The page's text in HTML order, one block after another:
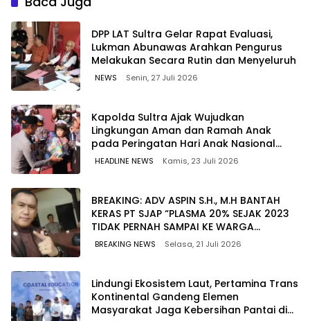
‎DPP LAT Sultra Gelar Rapat Evaluasi,
Lukman Abunawas Arahkan Pengurus
Melakukan Secara Rutin dan Menyeluruh
NEWS Senin, 27 Juli 2026
Kapolda Sultra Ajak Wujudkan
Lingkungan Aman dan Ramah Anak
pada Peringatan Hari Anak Nasional
2026
HEADLINE NEWS Kamis, 23 Juli 2026
BREAKING: ADV ASPIN S.H., M.H BANTAH
KERAS PT SJAP “PLASMA 20% SEJAK 2023
TIDAK PERNAH SAMPAI KE WARGA
WAWOONE!
BREAKING NEWS Selasa, 21 Juli 2026
Lindungi Ekosistem Laut, Pertamina Trans
Kontinental Gandeng Elemen
Masyarakat Jaga Kebersihan Pantai di